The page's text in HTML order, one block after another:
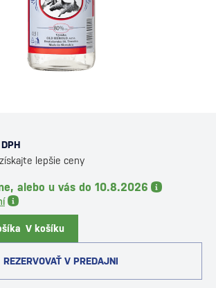
lepšie ceny
alebo u vás do 10.8.2026
V košíku
REZERVOVAŤ V PREDAJNI